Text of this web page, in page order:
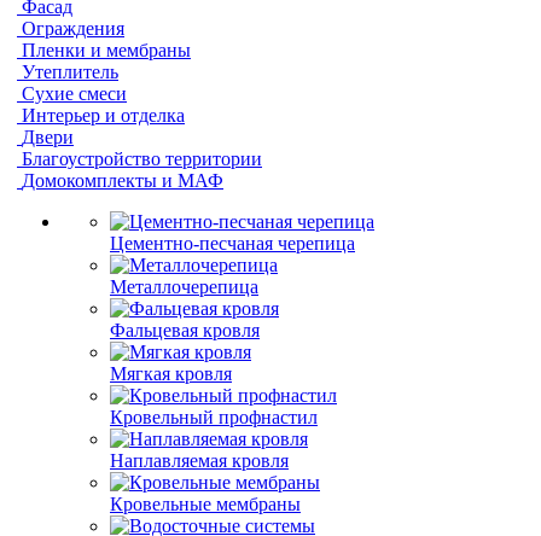
Фасад
Ограждения
Пленки и мембраны
Утеплитель
Сухие смеси
Интерьер и отделка
Двери
Благоустройство территории
Домокомплекты и МАФ
Цементно-песчаная черепица
Металлочерепица
Фальцевая кровля
Мягкая кровля
Кровельный профнастил
Наплавляемая кровля
Кровельные мембраны